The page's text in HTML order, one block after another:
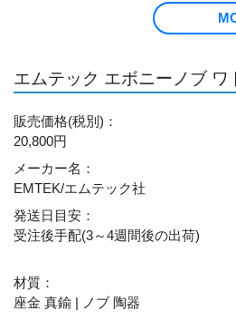
エムテック エボニーノブ ワ
販売価格(税別) ：
20,800円
メーカー名 ：
EMTEK/エムテック社
発送日目安 ：
受注後手配(3～4週間後の出荷)
材質 ：
座金 真鍮 | ノブ 陶器